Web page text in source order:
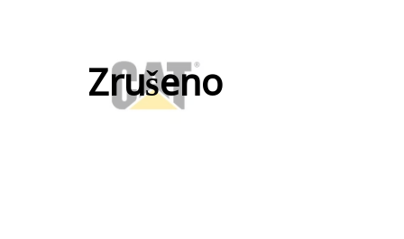
Zrušeno